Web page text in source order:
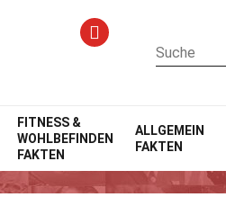
FITNESS &
WOHLBEFINDEN
FAKTEN
ALLGEMEIN
FAKTEN